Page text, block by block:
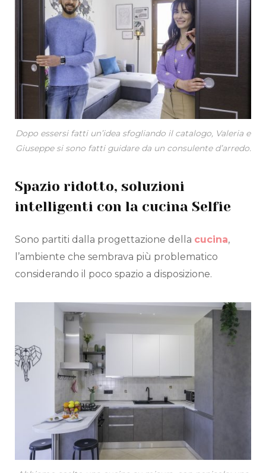
Dopo essersi fatti un’idea sfogliando il catalogo, Valeria e
Giuseppe si sono fatti guidare da un consulente d’arredo.
Spazio ridotto, soluzioni
intelligenti con la cucina Selfie
Sono partiti dalla progettazione della cucina,
l’ambiente che sembrava più problematico
considerando il poco spazio a disposizione.